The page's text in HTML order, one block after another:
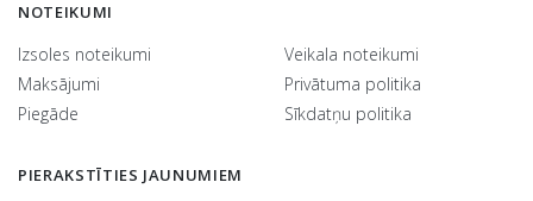
NOTEIKUMI
Izsoles noteikumi
Maksājumi
Piegāde
Veikala noteikumi
Privātuma politika
Sīkdatņu politika
PIERAKSTĪTIES JAUNUMIEM